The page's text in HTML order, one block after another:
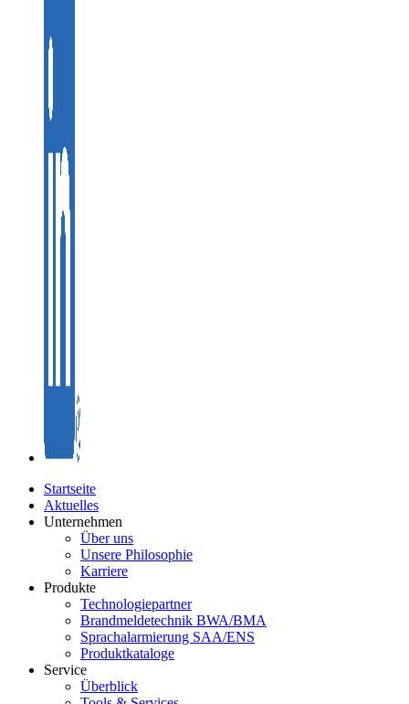
Startseite
Aktuelles
Unternehmen
Über uns
Unsere Philosophie
Karriere
Produkte
Technologiepartner
Brandmeldetechnik BWA/BMA
Sprachalarmierung SAA/ENS
Produktkataloge
Service
Überblick